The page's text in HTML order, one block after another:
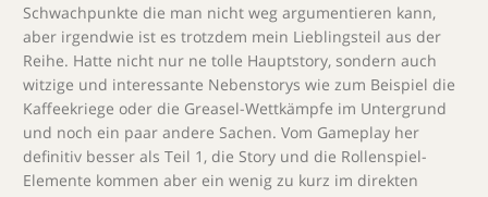
Schwachpunkte die man nicht weg argumentieren kann,
aber irgendwie ist es trotzdem mein Lieblingsteil aus der
Reihe. Hatte nicht nur ne tolle Hauptstory, sondern auch
witzige und interessante Nebenstorys wie zum Beispiel die
Kaffeekriege oder die Greasel-Wettkämpfe im Untergrund
und noch ein paar andere Sachen. Vom Gameplay her
definitiv besser als Teil 1, die Story und die Rollenspiel-
Elemente kommen aber ein wenig zu kurz im direkten